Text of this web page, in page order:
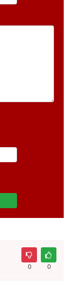
0 0